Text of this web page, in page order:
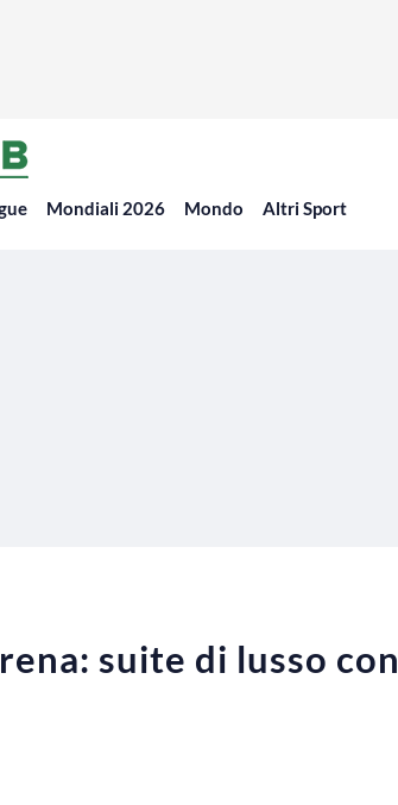
Mondiali 2026 Mondo Altri Sport
suite di lusso con